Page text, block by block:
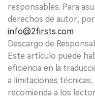
responsables. Para
derechos de autor,
info@2firsts.com
Descargo de
Este artículo puede
eficiencia en la
a limitaciones
recomienda a los